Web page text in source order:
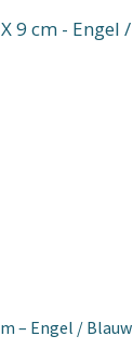
– Engel / Blauw